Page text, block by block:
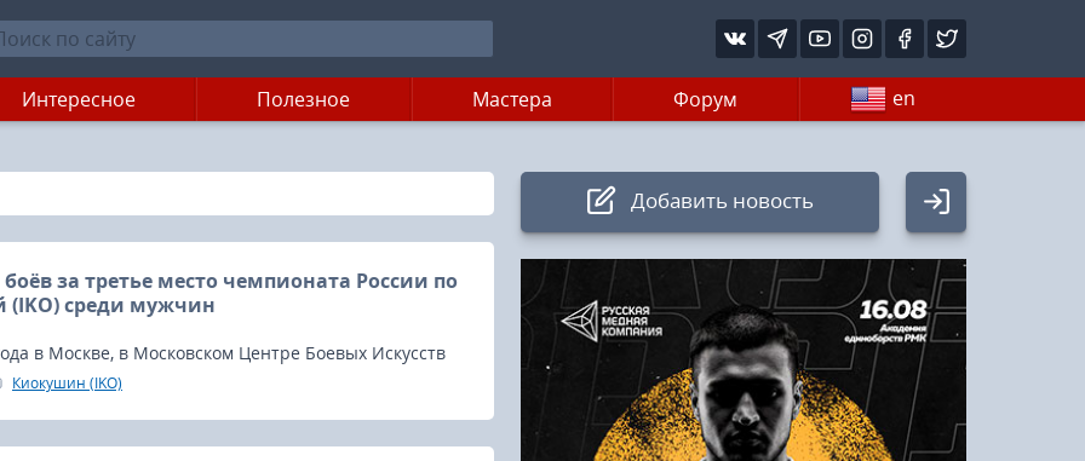
Интересное Полезное Мастера Форум en
за третье место чемпионата России по
(IKO) среди мужчин
в Москве, в Московском Центре Боевых Искусств
по киокусинкай IKO состоялись поединки у
Киокушин (IKO)
Добавить новость
Авторизация
Логин:
Пароль